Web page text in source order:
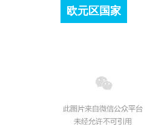
欧元区国家